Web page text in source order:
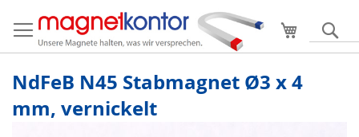
Mein
NdFeB N45 Stabmagnet Ø3 x 4
mm, vernickelt